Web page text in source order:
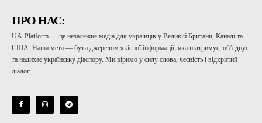
ПРО НАС:
UA-Platform — це незалежне медіа для українців у Великій Британії, Канаді та
США. Наша мета — бути джерелом якісної інформації, яка підтримує, об’єднує
та надихає українську діаспору. Ми віримо у силу слова, чесність і відкритий
діалог.